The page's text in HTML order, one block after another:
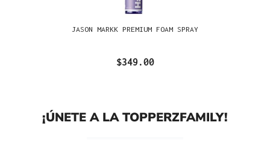
JASON MARKK PREMIUM FOAM SPRAY
$349.00
¡ÚNETE A LA TOPPERZFAMILY!